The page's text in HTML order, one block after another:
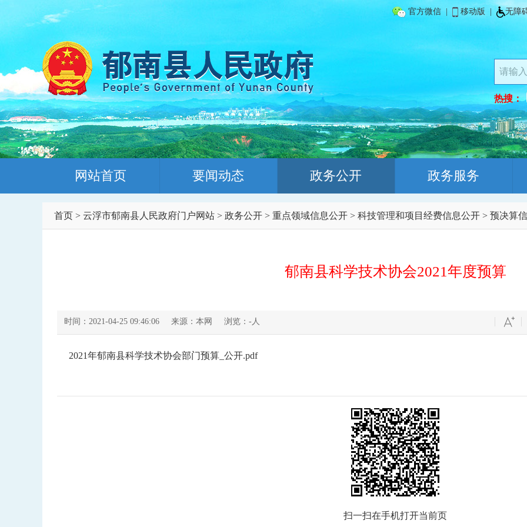
官方微信 移动版 无障
热搜：
网站首页 要闻动态 政务公开 政务服务
首页 > 云浮市郁南县人民政府门户网站 > 政务公开 > 重点领域信息公开 > 科技管理和项目经费信息公开 > 预决算
郁南县科学技术协会2021年度预算
时间：2021-04-25 09:46:06 来源：本网 浏览： - 人
2021年郁南县科学技术协会部门预算_公开.pdf
扫一扫在手机打开当前页